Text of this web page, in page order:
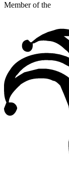
Member of the